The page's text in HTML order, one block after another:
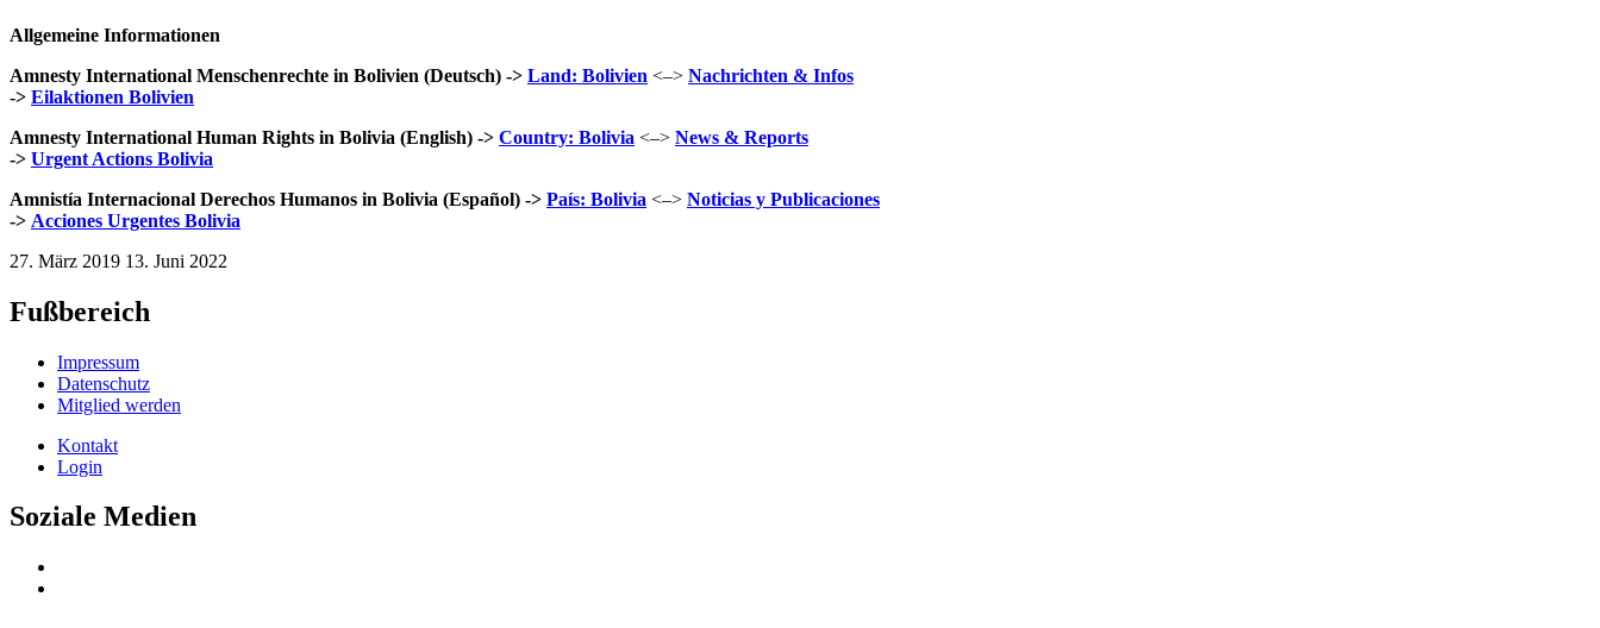
Allgemeine Informationen
Amnesty International Menschenrechte in Bolivien (Deutsch) -> Land: Bolivien <–> Nachrichten & Infos
-> Eilaktionen Bolivien
Amnesty International Human Rights in Bolivia (English) -> Country: Bolivia <–> News & Reports
-> Urgent Actions Bolivia
Amnistía Internacional Derechos Humanos in Bolivia (Español) -> País: Bolivia <–> Noticias y Publicaciones
-> Acciones Urgentes Bolivia
27. März 2019 13. Juni 2022
Fußbereich
Impressum
Datenschutz
Mitglied werden
Kontakt
Login
Soziale Medien